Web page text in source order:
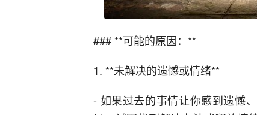
### **可能的原因：**
1. **未解决的遗憾或情绪**
- 如果过去的事情让你感到遗憾